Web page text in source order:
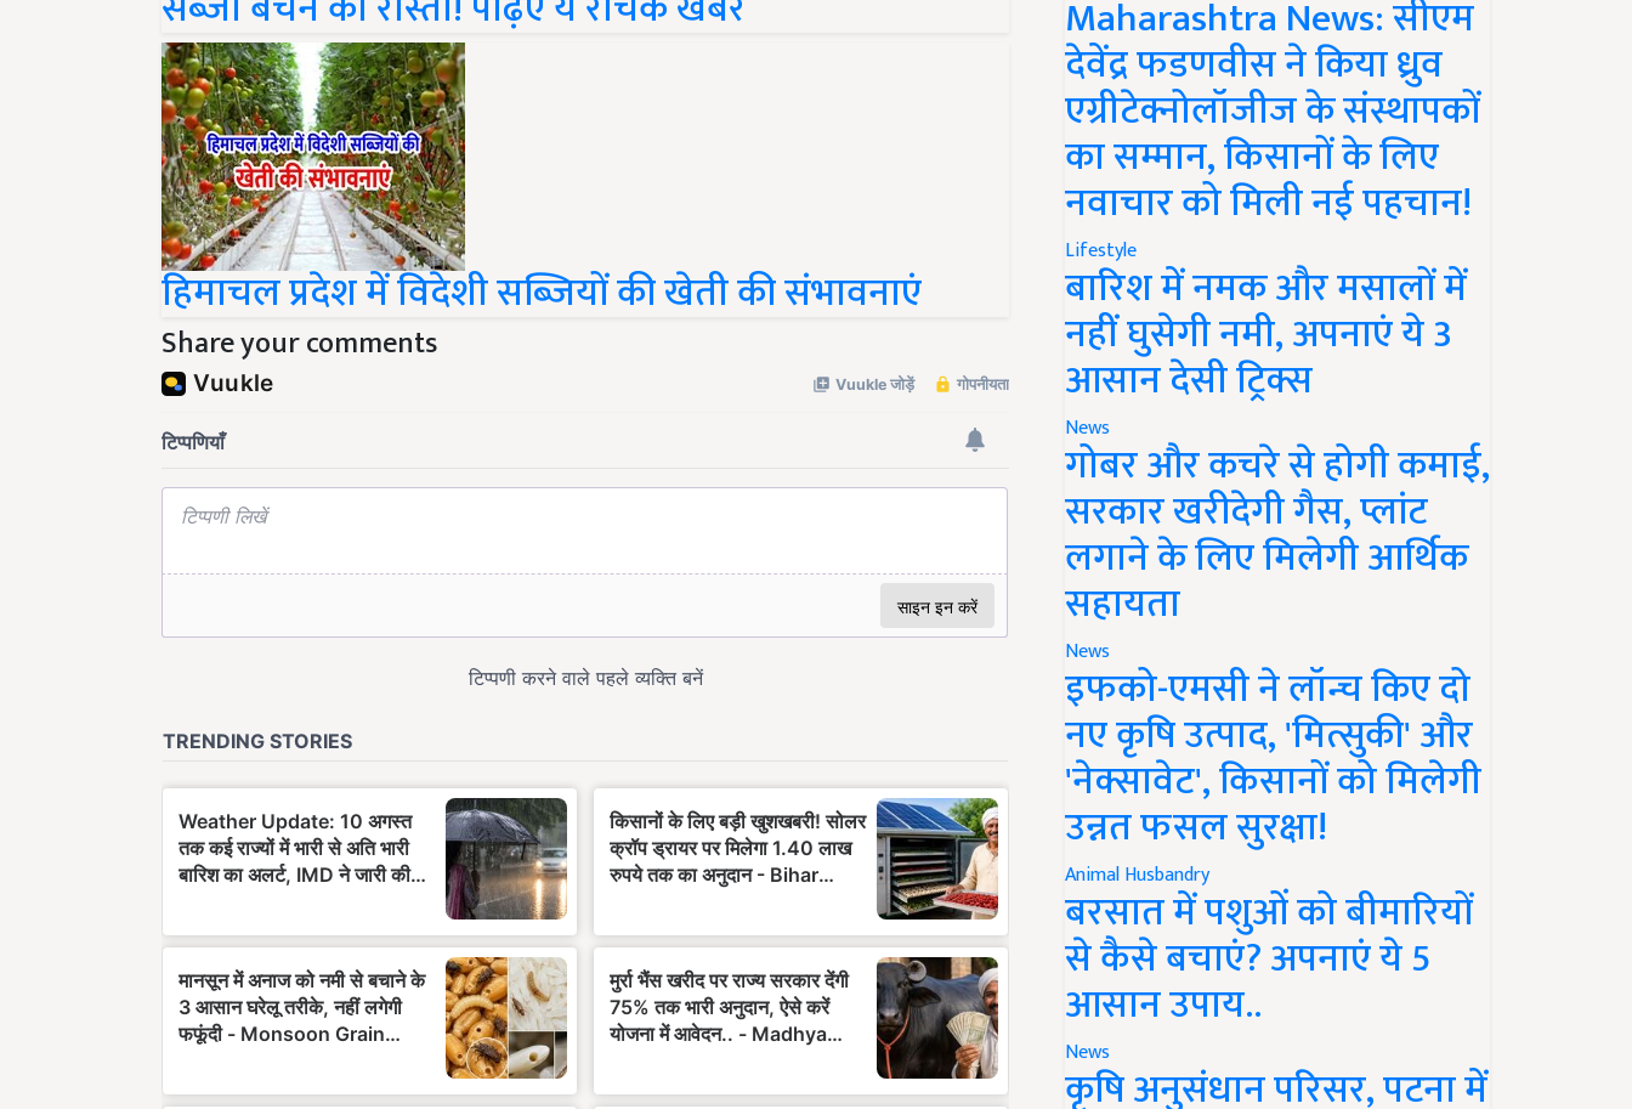
हिमाचल प्रदेश में विदेशी सब्जियों की खेती की संभावनाएं
Share your comments
Maharashtra News: सीएम
देवेंद्र फडणवीस ने किया ध्रुव
एग्रीटेक्नोलॉजीज के संस्थापकों
का सम्मान, किसानों के लिए
नवाचार को मिली नई पहचान!
Lifestyle
बारिश में नमक और मसालों में
नहीं घुसेगी नमी, अपनाएं ये 3
आसान देसी ट्रिक्स
News
गोबर और कचरे से होगी कमाई,
सरकार खरीदेगी गैस, प्लांट
लगाने के लिए मिलेगी आर्थिक
सहायता
News
इफको-एमसी ने लॉन्च किए दो
नए कृषि उत्पाद, 'मित्सुकी' और
'नेक्सावेट', किसानों को मिलेगी
उन्नत फसल सुरक्षा!
Animal Husbandry
बरसात में पशुओं को बीमारियों
से कैसे बचाएं? अपनाएं ये 5
आसान उपाय..
News
कृषि अनुसंधान परिसर, पटना में